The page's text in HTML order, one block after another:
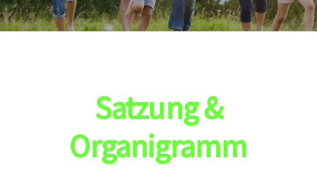
Satzung &
Organigramm